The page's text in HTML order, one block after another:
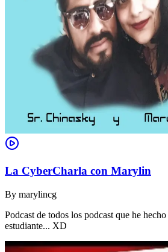
La CyberCharla con Marylin
By marylincg
Podcast de todos los podcast que he
estudiante... XD